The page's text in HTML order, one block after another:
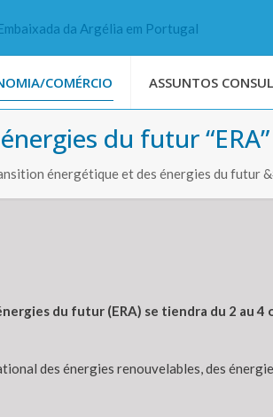
COMÉRCIO ASSUNTOS
du futur
énergétique et des énergies du futur
du futur (ERA) se tiendra du 2 au 4
des énergies renouvelables, des